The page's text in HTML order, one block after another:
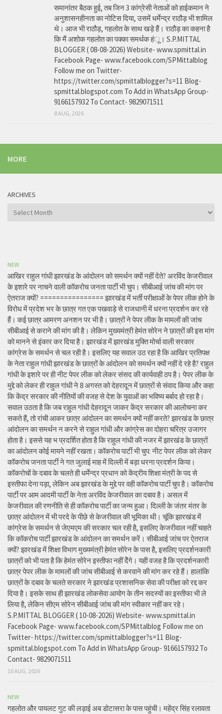
समानांतर बैठक हुई, तब जिन 3 कांग्रेसी नेताओं को हाईकमान ने
अनुशासनहीनता का नोटिस दिया, उसमें धर्मेन्द्र राठौड़ भी शामिल
थे। आज भी राठौड़, गहलोत के साथ खड़े हैं। राठौड़ का कहना है
कि मैं अशोक गहलोत का पक्का समर्थक हंू। S.P.MITTAL
BLOGGER ( 08-08-2026) Website- www.spmittal.in
Facebook Page- www.facebook.com/SPMittalblog
Follow me on Twitter-
https://twitter.com/spmittalblogger?s=11 Blog-
spmittal.blogspot.com To Add in WhatsApp Group-
9166157932 To Contact- 9829071511
8 AUG, 2026
MORE
ARCHIVES
Archives
NEW
आखिर राहुल गांधी झारखंड के आंदोलन को समर्थन क्यों नहीं देते? अरविंद केजरीवाल
के इशारे पर नाचने वाली कॉकरोच जनता पार्टी भी चुप। सीबीआई जांच की मांग पर
ऐतराज क्यों? ================ झारखंड में भर्ती परीक्षाओं के पेपर लीक होने के
विरोध में प्रदेश भर के छात्र गत एक पखवाड़े से राजधानी में धरना प्रदर्शन कर रहे
हैं। कई छात्र आमरण अनशन पर भी है। छात्रों ने पेपर लीक के मामलों की जांच
सीबीआई से कराने की मांग की है। लेकिन मुख्यमंत्री हेमंत सोरेन ने छात्रों की इस मांग
को मानने से इंकार कर दिया है। झारखंड में झारखंड मुक्ति मोर्चा वाली सरकार
कांग्रेस के समर्थन से चल रही है। इसलिए यह सवाल उठ रहा है कि आखिर प्रतिपक्ष
के नेता राहुल गांधी झारखंड के छात्रों के आंदोलन को समर्थन क्यों नहीं दे रहे है? राहुल
गांधी के इशारे पर ही नीट पेपर लीक को लेकर संसद की कार्यवाही ठप है। पेपर लीक के
मुद्दे को लेकर ही राहुल गांधी ने 8 अगस्त को देहरादून में छात्रों से संवाद किया और कहा
कि केंद्र सरकार की नीतियों की वजह से देश के युवाओं का भविष्य बर्बाद हो रहा है।
सवाल उठता है कि जब राहुल गांधी देहरादून जाकर केंद्र सरकार की आलोचना कर
सकते हैं, तो रांची आकर छात्र आंदोलन का समर्थन क्यों नहीं करते? झारखंड के छात्र
आंदोलन का समर्थन न करने से राहुल गांधी और कांग्रेस का दोहरा चरित्र उजागर
होता है। इससे यह भ प्रदर्शित होता है कि राहुल गांधी की नजर में झारखंड के छात्रों
का आंदोलन कोई मायने नहीं रखता। कॉकरोच पार्टी भी चुप: नीट पेपर लीक को लेकर
कॉकरोच जनता पार्टी ने गत जुलाई माह में दिल्ली में बड़ा धरना प्रदर्शन किया।
कॉकरोचों के दबाव के चलते ही धर्मेन्द्र प्रधान को केंद्रीय शिक्षा मंत्री के पद से
इस्तीफा देना पड़ा, लेकिन अब झारखंड के मुद्दे पर वही कॉकरोच पार्टी चुप है। कॉकरोच
पार्टी पर आम आदमी पार्टी के नेता अरविंद केजरीवाल का दबाव है। असल में
केजरीवाल की रणनीति से ही कॉकरोच पार्टी का जन्म हुआ। दिल्ली के जंतर मंतर के
छात्र आंदोलन में भी परदे के पीछे से केजरीवाल की भूमिका थी। चूंकि झारखंड में
कांग्रेस के समर्थन से जेएमएम की सरकार चल रही है, इसलिए केजरीवाल नहीं चाहते
कि कॉकरोच पार्टी झारखंड के आंदोलन का समर्थन करें। सीबीआई जांच पर ऐतराज
क्यों? झारखंड में शिक्षा विभाग मुख्यमंत्री हेमंत सोरेन के पास है, इसलिए प्रदर्शनकारी
छात्रों को भी पता है कि हेमंत सोरेन इस्तीफा नहीं देेंगे। यही वजह है कि प्रदर्शनकारी
छात्र पेपर लीक के मामलों की जांच सीबीआई से करवाने की मांग कर रहे हैं। हालांकि
छात्रों के दबाव के चलते सरकार ने झारखंड प्रशासनिक सेवा की परीक्षा को रद्द कर
दिया है। इसके साथ ही झारखंड लोकसेवा आयोग के तीन सदस्यों का इस्तीफा भी ले
लिया है, लेकिन सीएम सोरेन सीबीआई जांच की मांग स्वीकार नहीं कर रहे।
S.P.MITTAL BLOGGER ( 10-08-2026) Website- www.spmittal.in
Facebook Page- www.facebook.com/SPMittalblog Follow me on
Twitter- https://twitter.com/spmittalblogger?s=11 Blog-
spmittal.blogspot.com To Add in WhatsApp Group- 9166157932 To
Contact- 9829071511
10 AUG, 2026
NEW
गहलोत और पायलट गुट की लड़ाई अब डोटासरा के पास पहुंची। महेंद्र सिंह रलावता